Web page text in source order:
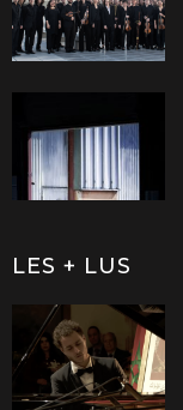
LES + LUS